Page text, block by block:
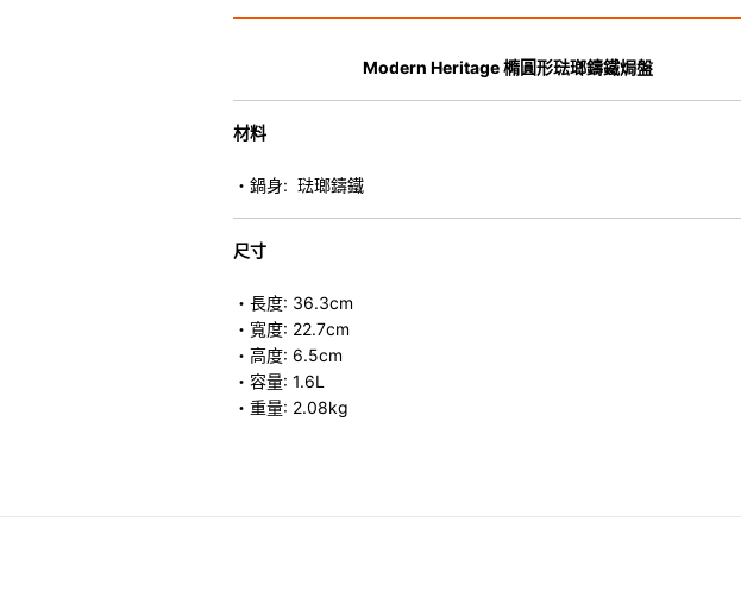
Modern Heritage 橢圓形琺瑯鑄鐵焗盤
材料
・鍋身: 琺瑯鑄鐵
尺寸
・長度: 36.3cm
・寬度: 22.7cm
・高度: 6.5cm
・容量: 1.6L
・重量: 2.08kg